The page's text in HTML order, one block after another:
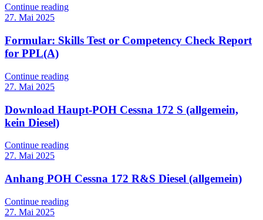
Continue reading
27. Mai 2025
Formular: Skills Test or Competency Check Report
for PPL(A)
Continue reading
27. Mai 2025
Download Haupt-POH Cessna 172 S (allgemein,
kein Diesel)
Continue reading
27. Mai 2025
Anhang POH Cessna 172 R&S Diesel (allgemein)
Continue reading
27. Mai 2025